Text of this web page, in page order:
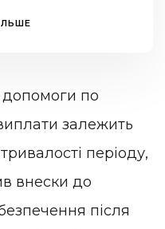
допомоги по
залежить
періоду,
внески до
після